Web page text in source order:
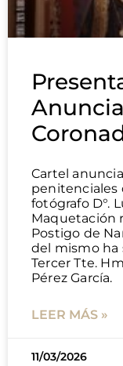
Cartel
penitenciales
fotógrafo D°.
Maquetación
Postigo de
del mismo ha
Tercer Tte.
Pérez García.
LEER MÁS »
11/03/2026